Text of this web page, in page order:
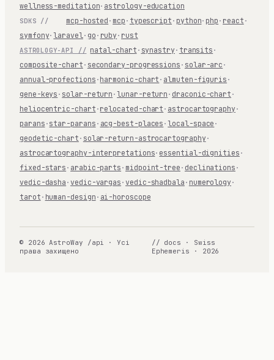
wellness-meditation· astrology-education
SDKS // mcp-hosted · mcp · typescript · python· php · react ·
symfony·laravel · go · ruby · rust
ASTROLOGY-API // natal-chart · synastry · transits ·
composite-chart · secondary-progressions · solar-arc ·
annual-profections · harmonic-chart · almuten-figuris ·
gene-keys · solar-return ·lunar-return · draconic-chart ·
heliocentric-chart · relocated-chart · astrocartography ·
parans · star-parans · acg-best-places ·local-space ·
geodetic-chart · solar-return-astrocartography ·
astrocartography-interpretations· essential-dignities ·
fixed-stars · arabic-parts · midpoint-tree · declinations ·
vedic-dasha ·vedic-vargas ·vedic-shadbala · numerology ·
tarot · human-design · ai-horoscope
© 2026 AstroWay /api · Усі
права захищено
// docs · Swiss
Ephemeris · 2026